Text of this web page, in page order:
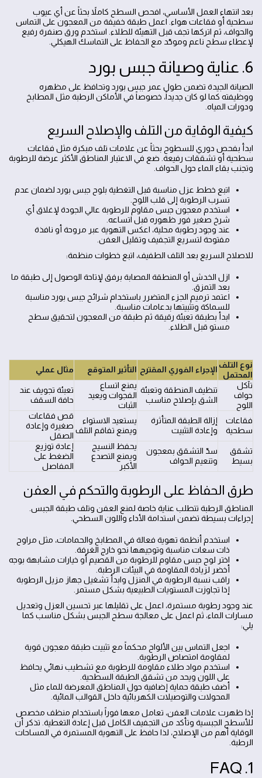
بعد انتهاء العمل الأساسي، افحص السطح كاملاً بحثاً عن أي عيوب
سطحية أو فقاعات هواء. اعمل طبقة خفيفة من المعجون على التماس
والحواف، ثم اتركها تجف قبل التهيئة للطلاء. استخدم ورق صنفرة رفيع
لإعطاء سطح ناعم وموحّد مع الحفاظ على التماسك الهيكلي.
6. عناية وصيانة جبس بورد
الصيانة الجيدة تضمن طول عمر جبس بورد وتحافظ على مظهره
ووظيفته كما لو كان جديداً، خصوصاً في الأماكن الرطبة مثل المطابخ
ودورات المياه.
كيفية الوقاية من التلف والإصلاح السريع
ابدأ بفحص دوري للسطوح بحثاً عن علامات تلف مبكرة مثل فقاعات
سطحية أو تشققات رفيعة. ضع في الاعتبار المناطق الأكثر عرضة للرطوبة
وتجنب بقاء الماء حول الحواف.
اتبع خطط عزل مناسبة قبل التغطية بلوح جبس بورد لضمان عدم
تسرب الرطوبة إلى قلب اللوح.
استخدم معجون جبس مقاوم للرطوبة عالي الجودة لإغلاق أي
شرخ صغير فور ظهوره قبل اتساعه.
عند وجود رطوبة محلية، اعكس التهوية عبر مروحة أو نافذة
مفتوحة لتسريع التجفيف وتقليل العفن.
للاصلاح السريع بعد التلف الطفيف، اتبع خطوات منظمة:
ازل الخدش أو المنطقة المصابة برفق لإتاحة الوصول إلى طبقة ما
بعد التمزق.
اعتمد ترميم الجزء المتضرر باستخدام شرائح جبس بورد مناسبة
للسماكة وتثبيتها بدعامات مناسبة.
ابدأ بطبقة تعبئة رقيقة ثم طبقة من المعجون لتحقيق سطح
مستو قبل الطلاء.
نوع التلف
المحتمل
الإجراء الفوري المقترح التأثير المتوقع
مثال عملي
تآكل
حواف
اللوح
تنظيف المنطقة وتعبئة
الشق بإصلاح مناسب
يمنع اتساع
الفجوات ويعيد
الثبات
تعبئة تجويف عند
حافة السقف
فقاعات
سطحية
إزالة الطبقة المتأثرة
وإعادة التثبيت
يستعيد الاستواء
ويمنع تفاقم التلف
قص فقاعات
صغيرة وإعادة
الصقل
تشقق
بسيط
سدّ التشقق بمعجون
وتنعيم الحواف
يحفظ النسيج
ويمنع التصدع
الأكبر
إعادة توزيع
الضغط على
المفاصل
طرق الحفاظ على الرطوبة والتحكم في العفن
المناطق الرطبة تتطلب عناية خاصة لمنع العفن وتلف طبقة الجبس.
إجراءات بسيطة تضمن استدامة الأداء واللون السطحي.
استخدم أنظمة تهوية فعالة في المطابخ والحمامات، مثل مراوح
ذات سعات مناسبة وتوجيهها نحو خارج الغرفة.
اختر لوح جبس مقاوم للرطوبة من القصيم أو خيارات مشابهة بوجه
أخضر لزيادة المقاومة في البيئات الرطبة.
راقب نسبة الرطوبة في المنزل وابدأ تشغيل جهاز مزيل الرطوبة
إذا تجاوزت المستويات الطبيعية بشكل مستمر.
عند وجود رطوبة مستمرة، اعمل على تقليلها عبر تحسين العزل وتعديل
مسارات الماء، ثم اعمل على معالجة سطح الجبس بشكل مناسب كما
يلي:
اجعل التماس بين الألواح محكماً مع تثبيت طبقة معجون قوية
لمقاومة امتصاص الرطوبة.
استخدم مواد طلاء مقاومة للرطوبة مع تشطيب نهائي يحافظ
على اللون ويحد من تشقق الطبقة السطحية.
أضف طبقة حماية إضافية حول المناطق المعرضة للماء مثل
المحولات والتوصيلات الكهربائية داخل القوالب المائية.
إذا ظهرت علامات العفن، تعامل معها فوراً باستخدام منظف مخصص
للأسطح الجبسية وتأكد من التجفيف الكامل قبل إعادة التغطية. تذكر أن
الوقاية أهم من الإصلاح، لذا حافظ على التهوية المستمرة في المساحات
الرطبة.
1. FAQ